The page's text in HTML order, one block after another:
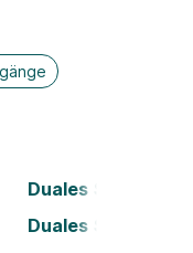
Duales Studium
Duales Studium